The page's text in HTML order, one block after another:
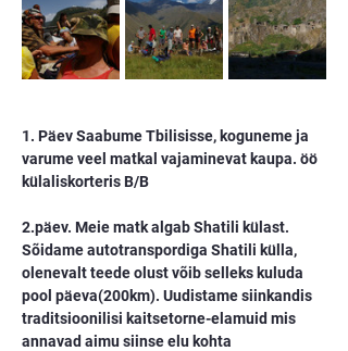
1. Päev Saabume Tbilisisse, koguneme ja
varume veel matkal vajaminevat kaupa. öö
külaliskorteris B/B
2.päev. Meie matk algab Shatili külast.
Sõidame autotranspordiga Shatili külla,
olenevalt teede olust võib selleks kuluda
pool päeva(200km). Uudistame siinkandis
traditsioonilisi kaitsetorne-elamuid mis
annavad aimu siinse elu kohta